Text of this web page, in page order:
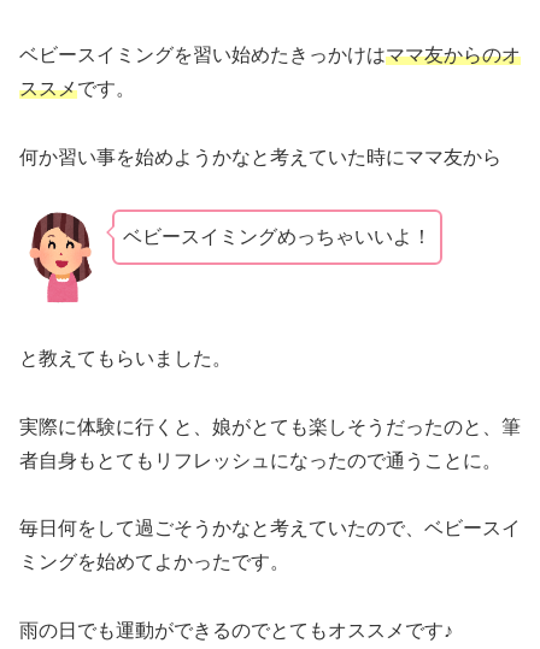
ベビースイミングを習い始めたきっかけはママ友からのオ
ススメです。
何か習い事を始めようかなと考えていた時にママ友から
ベビースイミングめっちゃいいよ！
と教えてもらいました。
実際に体験に行くと、娘がとても楽しそうだったのと、筆
者自身もとてもリフレッシュになったので通うことに。
毎日何をして過ごそうかなと考えていたので、ベビースイ
ミングを始めてよかったです。
雨の日でも運動ができるのでとてもオススメです♪